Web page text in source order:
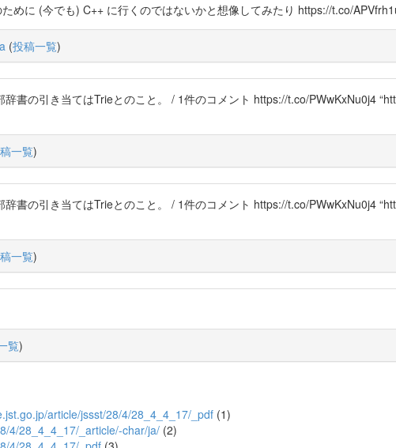
めに (今でも) C++ に行くのではないかと想像してみたり https://t.co/
(投稿一覧)
書の引き当てはTrieとのこと。 / 1件のコメント https://t.co/PWwKxNu0j4
一覧)
書の引き当てはTrieとのこと。 / 1件のコメント https://t.co/PWwKxNu0j4
一覧)
覧)
article/jssst/28/4/28_4_4_17/_pdf (1)
4/28_4_4_17/_article/-char/ja/ (2)